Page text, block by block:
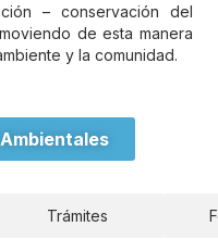
– conservación del
de esta manera
y la comunidad.
Trámites